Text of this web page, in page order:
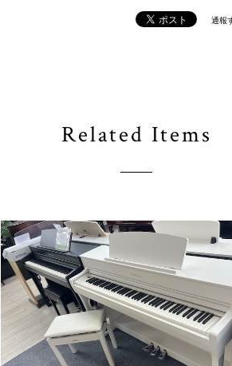
通報
Related Items